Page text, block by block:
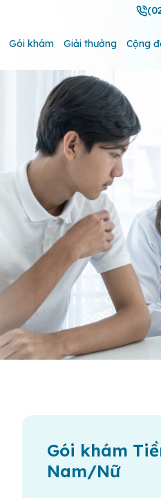
Gói khám Giải thưởng Cộng
Gói khám
Nam/Nữ